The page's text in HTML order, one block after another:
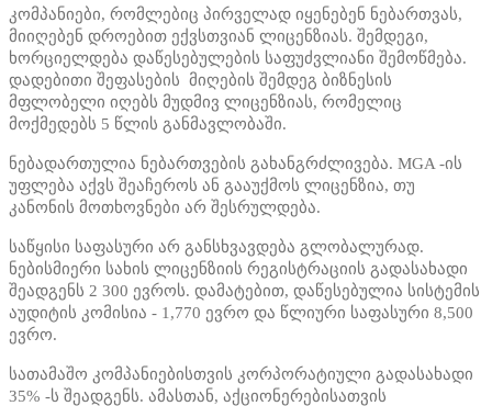
კომპანიები, რომლებიც პირველად იყენებენ ნებართვას,
მიიღებენ დროებით ექვსთვიან ლიცენზიას. შემდეგი,
ხორციელდება დაწესებულების საფუძვლიანი შემოწმება.
დადებითი შეფასების მიღების შემდეგ ბიზნესის
მფლობელი იღებს მუდმივ ლიცენზიას, რომელიც
მოქმედებს 5 წლის განმავლობაში.
ნებადართულია ნებართვების გახანგრძლივება. MGA -ის
უფლება აქვს შეაჩეროს ან გააუქმოს ლიცენზია, თუ
კანონის მოთხოვნები არ შესრულდება.
საწყისი საფასური არ განსხვავდება გლობალურად.
ნებისმიერი სახის ლიცენზიის რეგისტრაციის გადასახადი
შეადგენს 2 300 ევროს. დამატებით, დაწესებულია სისტემის
აუდიტის კომისია - 1,770 ევრო და წლიური საფასური 8,500
ევრო.
სათამაშო კომპანიებისთვის კორპორატიული გადასახადი
35% -ს შეადგენს. ამასთან, აქციონერებისათვის